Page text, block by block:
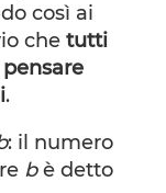
così ai
che tutti
.
: il numero
bè detto